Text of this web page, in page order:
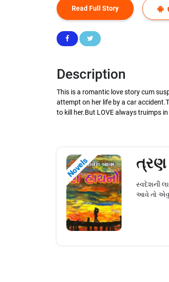
Read Full Story
Description
This is a romantic love story cum
attempt on her life by a car
to kill her.But LOVE always truimps in
Novels ત્રણ
સ્વદેશની
આવે તો